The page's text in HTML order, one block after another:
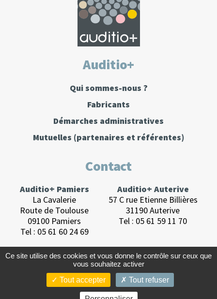
Auditio+
Qui sommes-nous ?
Fabricants
Démarches administratives
Mutuelles (partenaires et référentes)
Contact
Auditio+ Pamiers
La Cavalerie
Route de Toulouse
09100 Pamiers
Tel : 05 61 60 24 69
Auditio+ Auterive
57 C rue Etienne Billières
31190 Auterive
Tel : 05 61 59 11 70
© 2026 Auditio+.Conception :studio K-station
Ce site utilise des cookies et vous donne le contrôle sur ceux que
vous souhaitez activer
Tout accepter
Tout refuser